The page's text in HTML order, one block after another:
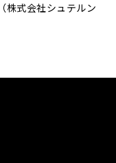
株式会社シュテルン